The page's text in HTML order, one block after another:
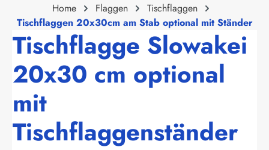
Home Flaggen
Tischflaggen
Tischflaggen 20x30cm am Stab optional mit Ständer
Tischflagge Slowakei
20x30 cm optional
mit
Tischflaggenständer